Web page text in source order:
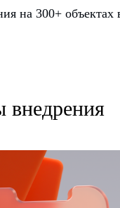
на 300+
внедрения